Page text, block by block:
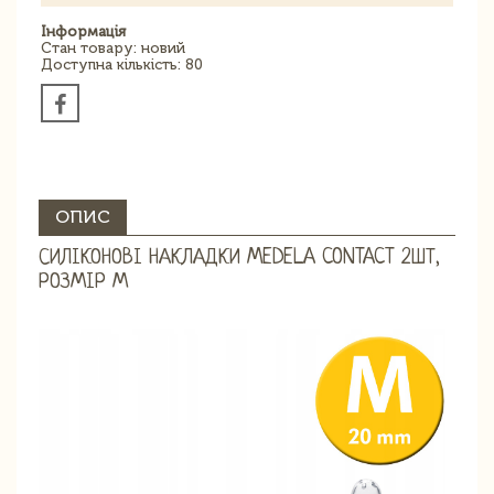
Інформація
Стан товару: новий
Доступна кількість: 80
ОПИС
СИЛІКОНОВІ НАКЛАДКИ MEDELA CONTACT 2ШТ,
РОЗМІР М